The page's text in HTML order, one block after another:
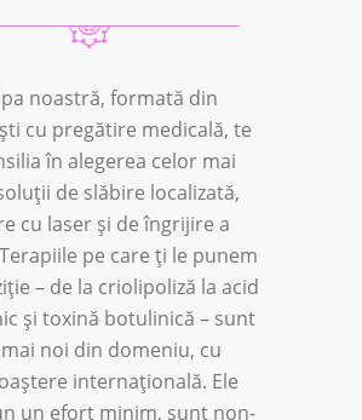
noastră, formată din
cu pregătire medicală, te
în alegerea celor mai
de slăbire localizată,
cu laser și de îngrijire a
pe care ți le punem
– de la criolipoliză la acid
și toxină botulinică – sunt
noi din domeniu, cu
internațională. Ele
un efort minim, sunt non-